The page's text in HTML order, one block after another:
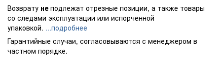
Возврату не подлежат отрезные позиции, а также товары
со следами эксплуатации или испорченной
упаковкой. ...подробнее
Гарантийные случаи, согласовываются с менеджером в
частном порядке.